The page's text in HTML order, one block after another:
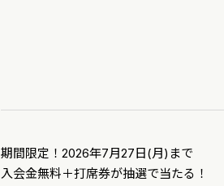
期間限定！2026年7月27日(月)まで
入会金無料＋打席券が抽選で当たる！